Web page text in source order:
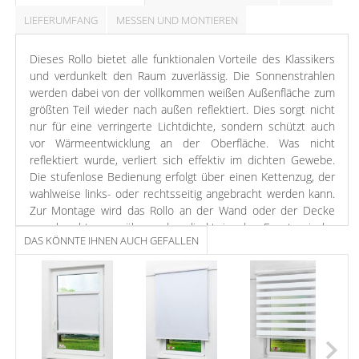
LIEFERUMFANG MESSEN UND MONTIEREN
Dieses Rollo bietet alle funktionalen Vorteile des Klassikers
und verdunkelt den Raum zuverlässig. Die Sonnenstrahlen
werden dabei von der vollkommen weißen Außenfläche zum
größten Teil wieder nach außen reflektiert. Dies sorgt nicht
nur für eine verringerte Lichtdichte, sondern schützt auch
vor Wärmeentwicklung an der Oberfläche. Was nicht
reflektiert wurde, verliert sich effektiv im dichten Gewebe.
Die stufenlose Bedienung erfolgt über einen Kettenzug, der
wahlweise links- oder rechtsseitig angebracht werden kann.
Zur Montage wird das Rollo an der Wand oder der Decke
verschraubt, was über oder direkt in der Fensternische
geschehen kann. Wenn Sie die Montage ohne Bohren und
Schrauben bevorzugen, können Sie separat bestellbare
Klemm- oder Klebeträger erwerben. Die Anbringung des
Rollos erfolgt jeweils auf dem Fensterflügel. Für einen
passgenauen Sitz kann das Rollo eigenhändig seitlich gekürzt
werden. Dazu braucht es lediglich ein wenig handwerkliches
Geschick, eine Metallsäge sowie eine Schere. So haben Sie
DAS KÖNNTE IHNEN AUCH GEFALLEN